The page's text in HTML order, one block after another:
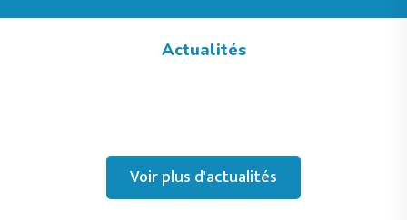
Actualités
Voir plus d'actualités